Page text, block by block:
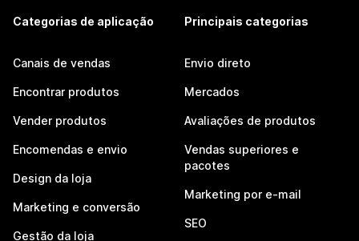
Categorias de aplicação
Canais de vendas
Encontrar produtos
Vender produtos
Encomendas e envio
Design da loja
Marketing e conversão
Gestão da loja
Principais categorias
Envio direto
Mercados
Avaliações de produtos
Vendas superiores e
pacotes
Marketing por e-mail
SEO